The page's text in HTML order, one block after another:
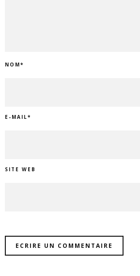
NOM*
E-MAIL*
SITE WEB